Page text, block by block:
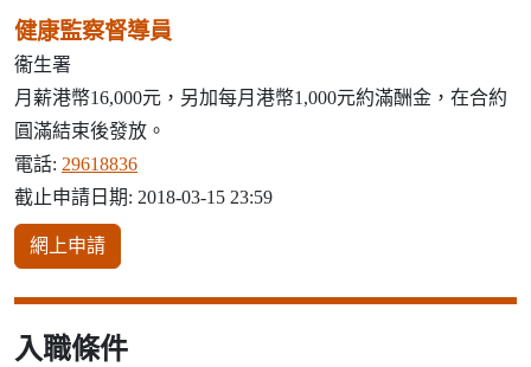
健康監察督導員
衞生署
月薪港幣16,000元，另加每月港幣1,000元約滿酬金，在合約
圓滿結束後發放。
電話: 29618836
截止申請日期: 2018-03-15 23:59
網上申請
入職條件